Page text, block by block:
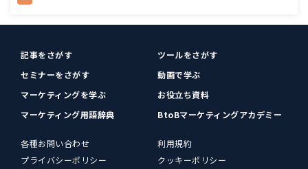
記事をさがす
ツールをさがす
セミナーをさがす
動画で学ぶ
マーケティングを学ぶ
お役立ち資料
マーケティング用語辞典
BtoBマーケティングアカデミー
各種お問い合わせ
利用規約
プライバシーポリシー
クッキーポリシー